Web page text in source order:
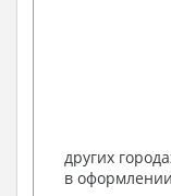
других
в